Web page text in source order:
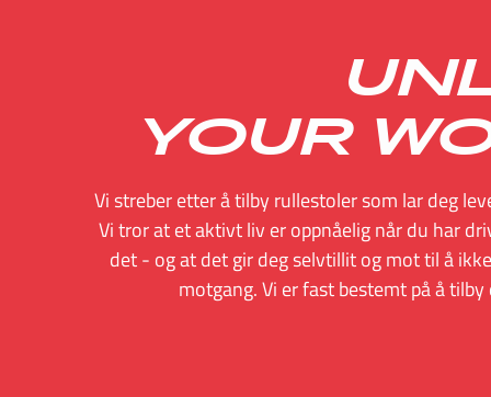
YOUR
Vi streber etter å tilby rullestoler som lar deg
Vi tror at et aktivt liv er oppnåelig når du har
det - og at det gir deg selvtillit og mot til å
motgang. Vi er fast bestemt på å